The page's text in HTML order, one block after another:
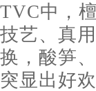
TVC中，
技艺、真
换，酸笋
突显出好